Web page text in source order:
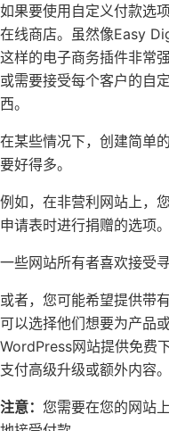
如果要使用自定义付款选
在线商店。虽然像Easy
这样的电子商务插件非常
或需要接受每个客户的自
西。
在某些情况下，创建简单
要好得多。
例如，在非营利网站上，
申请表时进行捐赠的选项。
一些网站所有者喜欢接受
或者，您可能希望提供带
可以选择他们想要为产品
WordPress网站提供免费
支付高级升级或额外内容。
注意： 您需要在您的网站